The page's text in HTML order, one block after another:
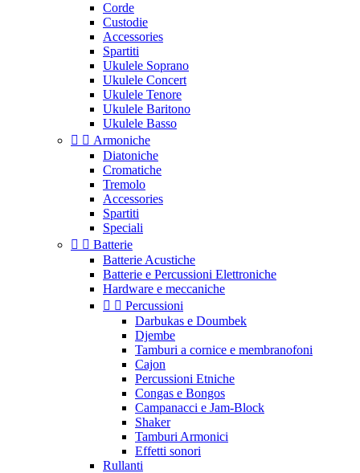
Corde
Custodie
Accessories
Spartiti
Ukulele Soprano
Ukulele Concert
Ukulele Tenore
Ukulele Baritono
Ukulele Basso
  Armoniche
Diatoniche
Cromatiche
Tremolo
Accessories
Spartiti
Speciali
  Batterie
Batterie Acustiche
Batterie e Percussioni Elettroniche
Hardware e meccaniche
  Percussioni
Darbukas e Doumbek
Djembe
Tamburi a cornice e membranofoni
Cajon
Percussioni Etniche
Congas e Bongos
Campanacci e Jam-Block
Shaker
Tamburi Armonici
Effetti sonori
Rullanti